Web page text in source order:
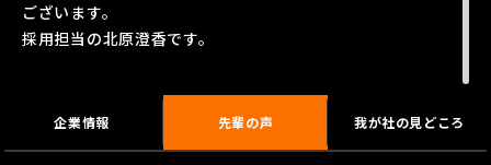
ございます。
採用担当の北原澄香です。
スズキの得意とする小さな車づくりで、軽自動車・コン
パクトカーを中心にアジア、インド、ヨーロッパなど、
これまで活躍の幅を広げてきたスズキグループは、2020
企業情報 先輩の声 我が社の見どころ